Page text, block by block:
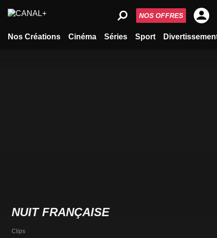
Nos Créations Cinéma Séries Sport
NOS OFFRES
NUIT FRANÇAISE
Clips